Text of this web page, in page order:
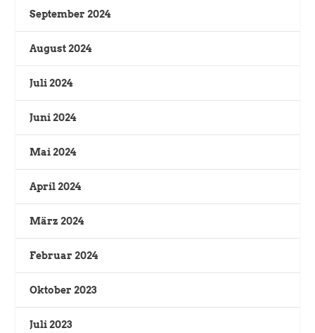
September 2024
August 2024
Juli 2024
Juni 2024
Mai 2024
April 2024
März 2024
Februar 2024
Oktober 2023
Juli 2023